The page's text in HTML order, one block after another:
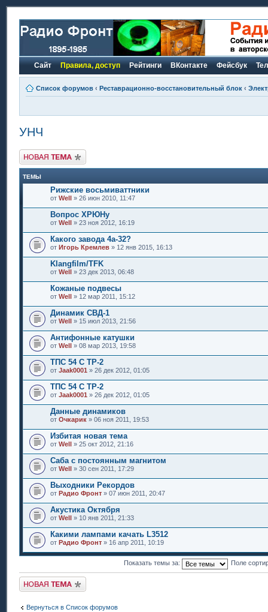
Сайт Правила, доступ Рейтинги ВКонтакте Фейсбук
Список форумов ‹ Реставрационно-восстановительный блок ‹
УНЧ
Новая тема
ТЕМЫ
Рижские восьмиваттники
от Well » 26 июн 2010, 11:47
Вопрос ХРЮНу
от Well » 23 ноя 2012, 16:19
Какого завода 4а-32?
от Игорь Кремлев » 12 янв 2015, 16:13
Klangfilm/TFK
от Well » 23 дек 2013, 06:48
Кожаные подвесы
от Well » 12 мар 2011, 15:12
Динамик СВД-1
от Well » 15 июл 2013, 21:56
Антифонные катушки
от Well » 08 мар 2013, 19:58
ТПС 54 С ТР-2
от Jaak0001 » 26 дек 2012, 01:05
ТПС 54 С ТР-2
от Jaak0001 » 26 дек 2012, 01:05
Данные динамиков
от Очкарик » 06 ноя 2011, 19:53
Избитая новая тема
от Well » 25 окт 2012, 21:16
Саба с постоянным магнитом
от Well » 30 сен 2011, 17:29
Выходники Рекордов
от Радио Фронт » 07 июн 2011, 20:47
Акустика Октября
от Well » 10 янв 2011, 21:33
Какими лампами качать L3512
от Радио Фронт » 16 апр 2011, 10:19
Показать темы за: Поле
Новая тема
Вернуться в Список форумов